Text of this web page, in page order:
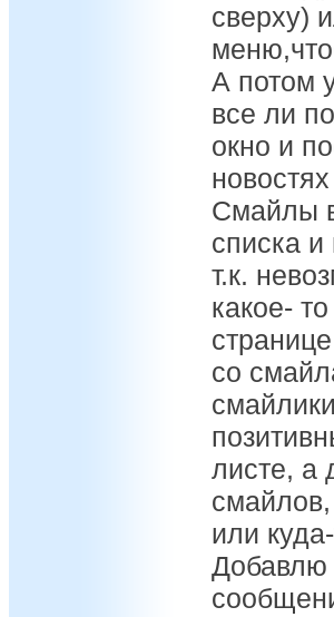
сверху)
А потом
все ли
окно и
Смайлы
списка и
т.к.
какое-
со
листе, а
или
Добавлю